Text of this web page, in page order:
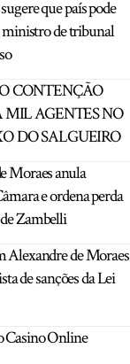
que país pode
de tribunal
CONTENÇÃO
AGENTES NO
DO SALGUEIRO
Moraes anula
e ordena perda
Zambelli
Alexandre de Moraes
de sanções da Lei
Casino Online